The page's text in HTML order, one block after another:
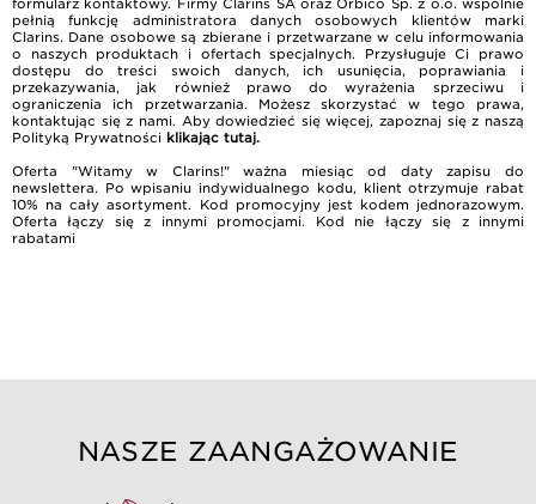
pełnią funkcję administratora danych osobowych klientów marki
Clarins. Dane osobowe są zbierane i przetwarzane w celu informowania
o naszych produktach i ofertach specjalnych. Przysługuje Ci prawo
dostępu do treści swoich danych, ich usunięcia, poprawiania i
przekazywania, jak również prawo do wyrażenia sprzeciwu i
ograniczenia ich przetwarzania. Możesz skorzystać w tego prawa,
kontaktując się z nami. Aby dowiedzieć się więcej, zapoznaj się z naszą
Polityką Prywatności klikając tutaj.
Oferta "Witamy w Clarins!" ważna miesiąc od daty zapisu do
newslettera. Po wpisaniu indywidualnego kodu, klient otrzymuje rabat
10% na cały asortyment. Kod promocyjny jest kodem jednorazowym.
Oferta łączy się z innymi promocjami. Kod nie łączy się z innymi
rabatami
NASZE ZAANGAŻOWANIE